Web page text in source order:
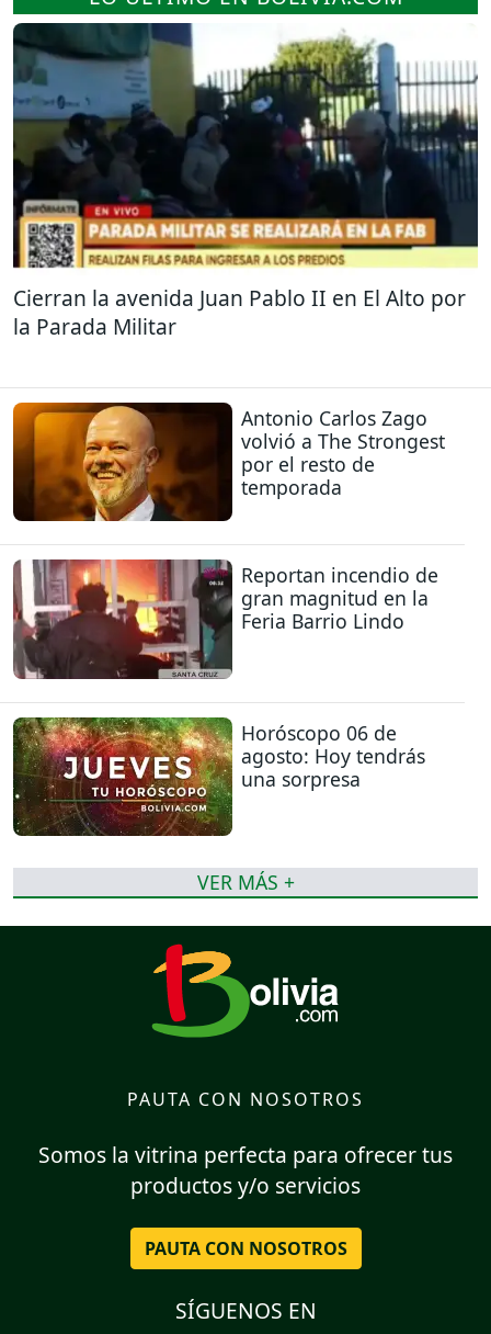
Cierran la avenida Juan Pablo II en El Alto por
la Parada Militar
Antonio Carlos Zago
volvió a The Strongest
por el resto de
temporada
Reportan incendio de
gran magnitud en la
Feria Barrio Lindo
Horóscopo 06 de
agosto: Hoy tendrás
una sorpresa
VER MÁS +
PAUTA CON NOSOTROS
Somos la vitrina perfecta para ofrecer tus
productos y/o servicios
PAUTA CON NOSOTROS
SÍGUENOS EN